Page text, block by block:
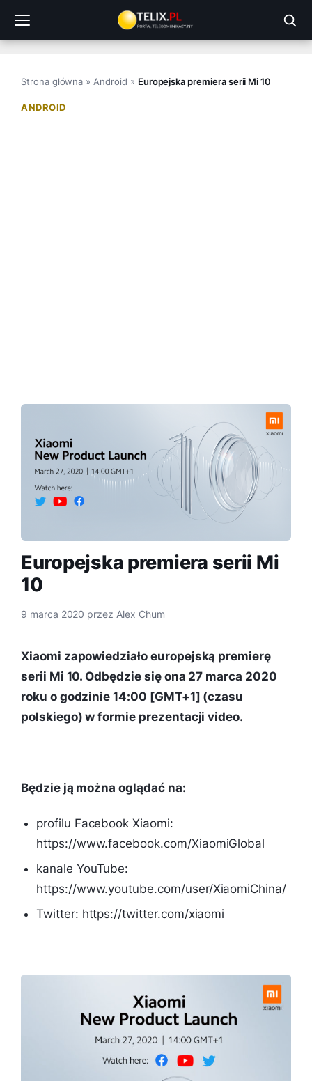
treści
Strona główna » Android » Europejska premiera serii Mi 10
ANDROID
Europejska premiera serii Mi
10
9 marca 2020 przez Alex Chum
Xiaomi zapowiedziało europejską premierę
serii Mi 10. Odbędzie się ona 27 marca 2020
roku o godzinie 14:00 [GMT+1] (czasu
polskiego) w formie prezentacji video.
Będzie ją można oglądać na:
profilu Facebook Xiaomi:
https://www.facebook.com/XiaomiGlobal
kanale YouTube:
https://www.youtube.com/user/XiaomiChina/
Twitter: https://twitter.com/xiaomi